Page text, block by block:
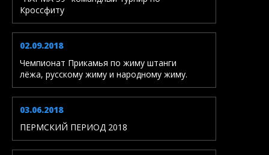
Кроссфиту
02.09.2018
Чемпионат Прикамья по жиму штанги
лёжа, русскому жиму и народному жиму.
03.06.2018
ПЕРМСКИЙ ПЕРИОД 2018